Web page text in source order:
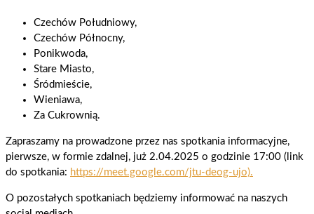
Czechów Południowy,
Czechów Północny,
Ponikwoda,
Stare Miasto,
Śródmieście,
Wieniawa,
Za Cukrownią.
Zapraszamy na prowadzone przez nas spotkania informacyjne,
pierwsze, w formie zdalnej, już 2.04.2025 o godzinie 17:00 (link
do spotkania: https://meet.google.com/jtu-deog-ujo).
O pozostałych spotkaniach będziemy informować na naszych